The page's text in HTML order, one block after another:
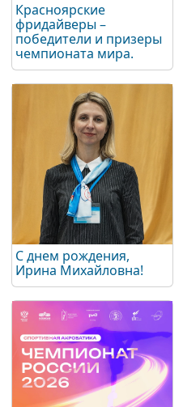
Красноярские
фридайверы –
победители и призеры
чемпионата мира.
С днем рождения,
Ирина Михайловна!